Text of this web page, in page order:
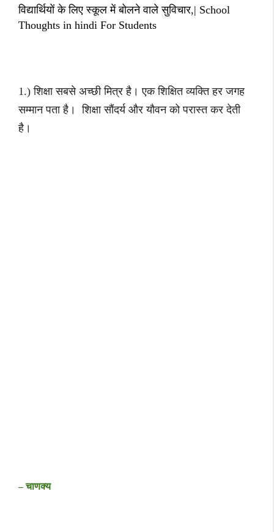
विद्यार्थियों के लिए स्कूल में बोलने वाले सुविचार,| School
Thoughts in hindi For Students
1.) शिक्षा सबसे अच्छी मित्र है। एक शिक्षित व्यक्ति हर जगह
सम्मान पता है। शिक्षा सौंदर्य और यौवन को परास्त कर देती
है।
– चाणक्य